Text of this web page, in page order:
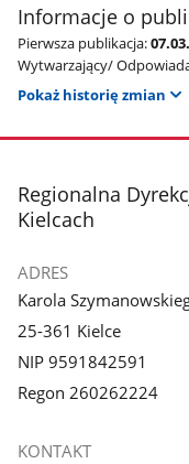
Informacje o
Pierwsza publikacja:
Wytwarzający/
Pokaż historię zmian
stopka
Regionalna
Kielcach
ADRES
Karola
25-361 Kielce
NIP 9591842591
Regon 260262224
KONTAKT